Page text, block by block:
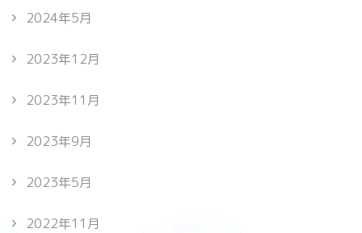
2024年5月
2023年12月
2023年11月
2023年9月
2023年5月
2022年11月